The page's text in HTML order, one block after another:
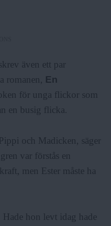
även ett par
romanen, En
för unga flickor som
en busig flicka.
och Madicken, säger
var förstås en
men Ester måste ha
hon levt idag hade